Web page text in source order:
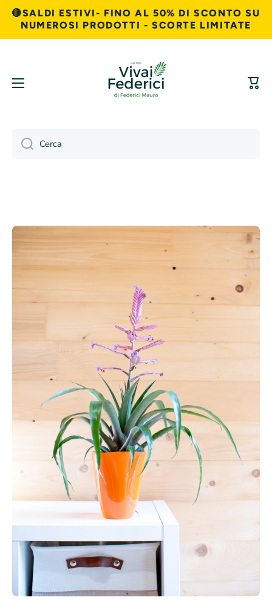
🔴SALDI ESTIVI- FINO AL 50% DI SCONTO SU
NUMEROSI PRODOTTI - SCORTE LIMITATE
Vai direttamente ai contenuti
Cerca
Passa alle informazioni sul prodotto